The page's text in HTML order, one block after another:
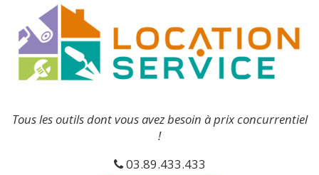
Tous les outils dont vous avez besoin à prix concurrentiel
!
03.89.433.433